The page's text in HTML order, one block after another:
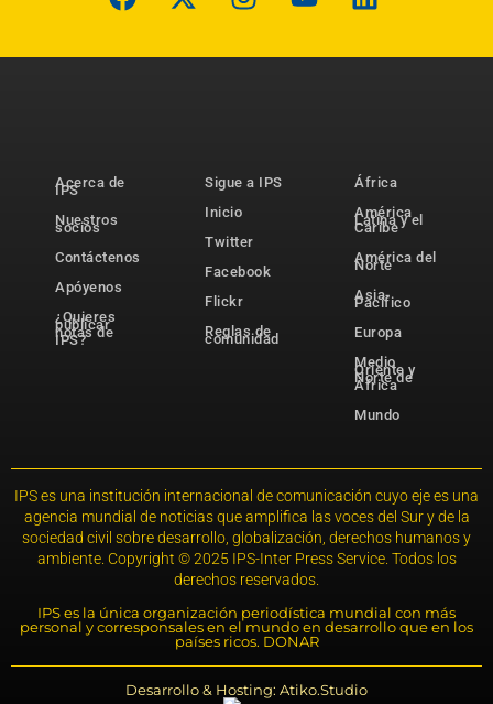
Acerca de
IPS
Nuestros
socios
Contáctenos
Apóyenos
¿Quieres
publicar
notas de
IPS?
Sigue a IPS
Inicio
Twitter
Facebook
Flickr
Reglas de
comunidad
África
América
Latina y el
Caribe
América del
Norte
Asia-
Pacífico
Europa
Medio
Oriente y
Norte de
África
Mundo
IPS es una institución internacional de comunicación cuyo eje es una
agencia mundial de noticias que amplifica las voces del Sur y de la
sociedad civil sobre desarrollo, globalización, derechos humanos y
ambiente. Copyright © 2025 IPS-Inter Press Service. Todos los
derechos reservados.
IPS es la única organización periodística mundial con más
personal y corresponsales en el mundo en desarrollo que en los
países ricos. DONAR
Desarrollo & Hosting: Atiko.Studio